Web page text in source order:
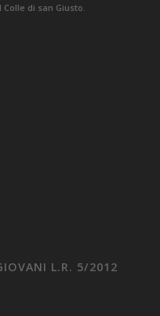
di san Giusto.
L.R. 5/2012